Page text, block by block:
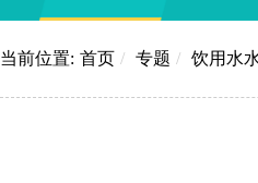
当前位置: 首页 / 专题 / 饮用水